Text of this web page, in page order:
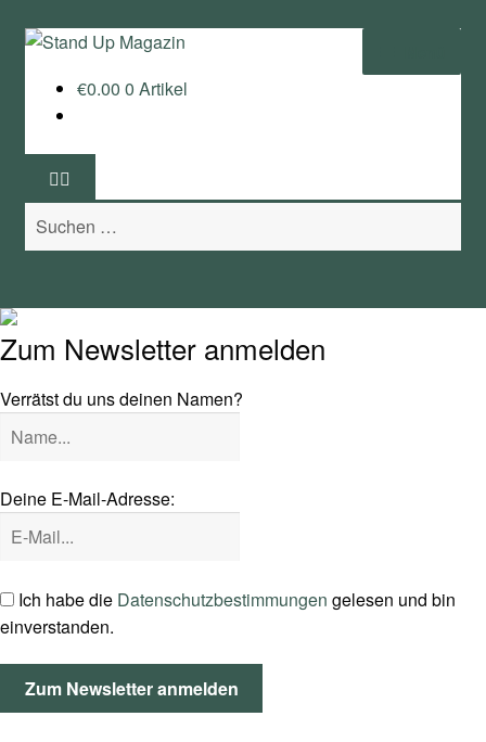
springen
Zum
springen
News
Wing und Foil
Ratgeber
Das Magazin
Stand Up Magazin TV
SPOT FINDER
€0.00 0 Artikel
Suchen
nach:
Zum Newsletter anmelden
Verrätst du uns deinen Namen?
Deine E-Mail-Adresse:
Ich habe die Datenschutzbestimmungen gelesen und bin
einverstanden.